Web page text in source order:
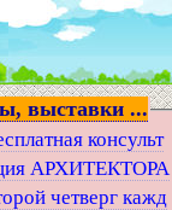
выставки ...
консульт
АРХИТЕКТОРА
четверг кажд